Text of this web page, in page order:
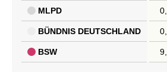
MLPD
BÜNDNIS DEUTSCHLAND
BSW